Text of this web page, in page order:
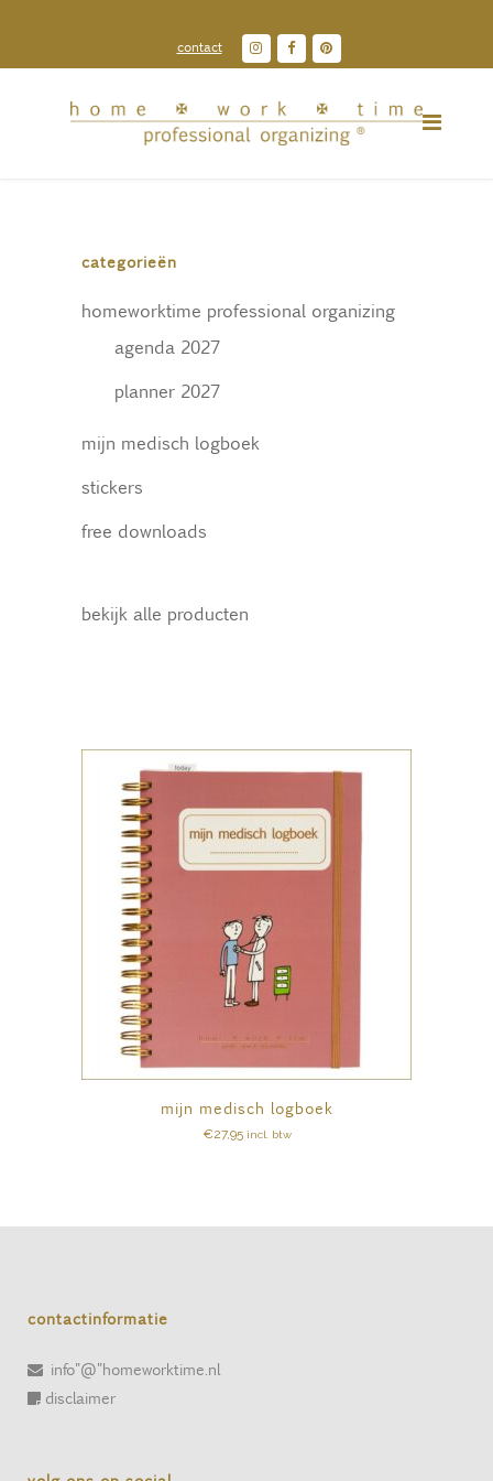
contact
categorieën
homeworktime professional organizing
agenda 2027
planner 2027
mijn medisch logboek
stickers
free downloads
bekijk alle producten
mijn medisch logboek
€27,95 incl. btw
contactinformatie
info"@"homeworktime.nl
disclaimer